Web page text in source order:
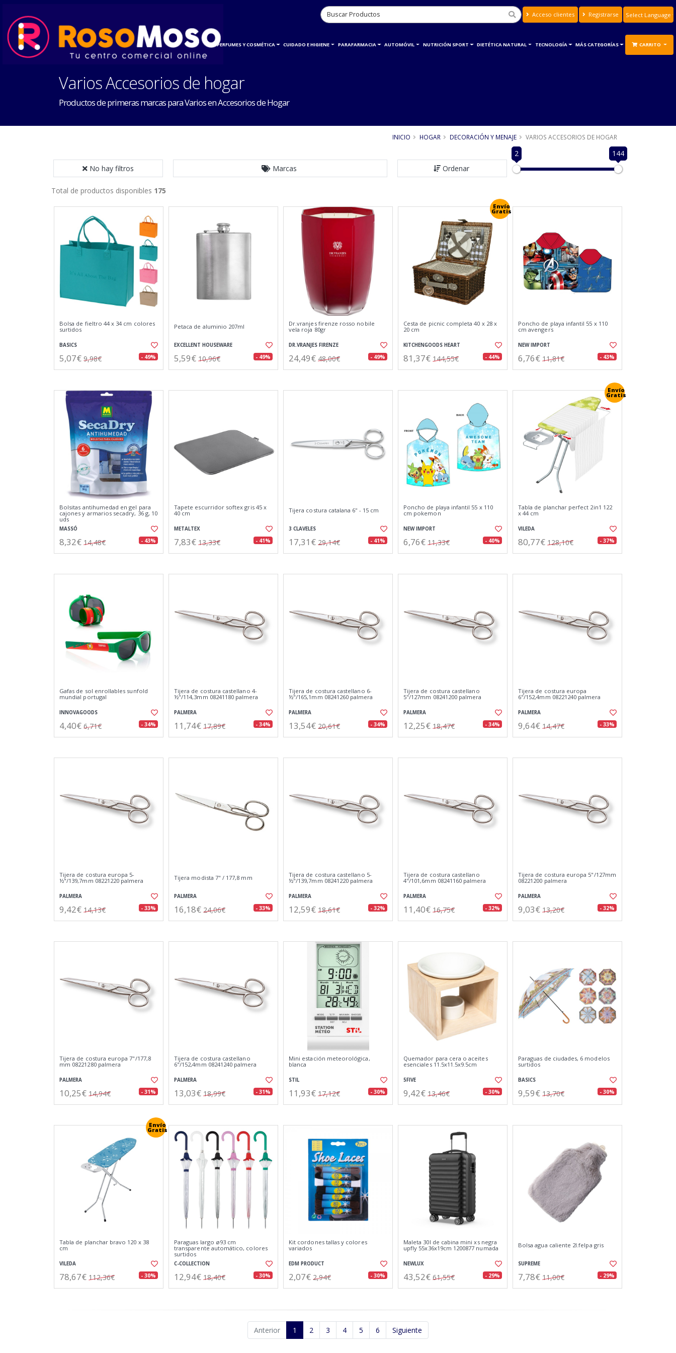
Acceso clientes Registrarse
Translate
INICIO HOGAR PERFUMES Y COSMÉTICA CUIDADO E HIGIENE PARAFARMACIA AUTOMÓVIL NUTRICIÓN SPORT DIETÉTICA NATURAL TECNOLOGÍA MÁS CATEGORÍAS CARRITO
Varios Accesorios de hogar
Productos de primeras marcas para Varios en Accesorios de Hogar
INICIO HOGAR DECORACIÓN Y MENAJE VARIOS ACCESORIOS DE HOGAR
No hay filtros Marcas Ordenar
2 144
Total de productos disponibles 175
Bolsa de fieltro 44 x 34 cm colores
surtidos
BASICS
5,07€ 9,98€ - 49%
Petaca de aluminio 207ml
EXCELLENT HOUSEWARE
5,59€ 10,96€ - 49%
Dr.vranjes firenze rosso nobile
vela roja 80gr
DR.VRANJES FIRENZE
24,49€ 48,00€ - 49%
Envío
Gratis
Cesta de picnic completa 40 x 28 x
20 cm
KITCHENGOODS HEART
81,37€ 144,55€ - 44%
Poncho de playa infantil 55 x 110
cm avengers
NEW IMPORT
6,76€ 11,81€ - 43%
Bolsitas antihumedad en gel para
cajones y armarios secadry, 36 g, 10
uds
MASSÓ
8,32€ 14,48€ - 43%
Tapete escurridor softex gris 45 x
40 cm
METALTEX
7,83€ 13,33€ - 41%
Tijera costura catalana 6'' - 15 cm
3 CLAVELES
17,31€ 29,14€ - 41%
Poncho de playa infantil 55 x 110
cm pokemon
NEW IMPORT
6,76€ 11,33€ - 40%
Envío
Gratis
Tabla de planchar perfect 2in1 122
x 44 cm
VILEDA
80,77€ 128,10€ - 37%
Gafas de sol enrollables sunfold
mundial portugal
INNOVAGOODS
4,40€ 6,71€ - 34%
Tijera de costura castellano 4-
½"/114,3mm 08241180 palmera
PALMERA
11,74€ 17,89€ - 34%
Tijera de costura castellano 6-
½"/165,1mm 08241260 palmera
PALMERA
13,54€ 20,61€ - 34%
Tijera de costura castellano
5"/127mm 08241200 palmera
PALMERA
12,25€ 18,47€ - 34%
Tijera de costura europa
6"/152,4mm 08221240 palmera
PALMERA
9,64€ 14,47€ - 33%
Tijera de costura europa 5-
½"/139,7mm 08221220 palmera
PALMERA
9,42€ 14,13€ - 33%
Tijera modista 7" / 177,8 mm
PALMERA
16,18€ 24,06€ - 33%
Tijera de costura castellano 5-
½"/139,7mm 08241220 palmera
PALMERA
12,59€ 18,61€ - 32%
Tijera de costura castellano
4"/101,6mm 08241160 palmera
PALMERA
11,40€ 16,75€ - 32%
Tijera de costura europa 5"/127mm
08221200 palmera
PALMERA
9,03€ 13,20€ - 32%
Tijera de costura europa 7"/177,8
mm 08221280 palmera
PALMERA
10,25€ 14,94€ - 31%
Tijera de costura castellano
6"/152,4mm 08241240 palmera
PALMERA
13,03€ 18,99€ - 31%
Mini estación meteorológica,
blanca
STIL
11,93€ 17,12€ - 30%
Quemador para cera o aceites
esenciales 11.5x11.5x9.5cm
5FIVE
9,42€ 13,46€ - 30%
Paraguas de ciudades, 6 modelos
surtidos
BASICS
9,59€ 13,70€ - 30%
Envío
Gratis
Tabla de planchar bravo 120 x 38
cm
VILEDA
78,67€ 112,36€ - 30%
Paraguas largo ø93 cm
transparente automático, colores
surtidos
C-COLLECTION
12,94€ 18,40€ - 30%
Kit cordones tallas y colores
variados
EDM PRODUCT
2,07€ 2,94€ - 30%
Maleta 30l de cabina mini xs negra
upfly 55x36x19cm 1200877 numada
NEWLUX
43,52€ 61,55€ - 29%
Bolsa agua caliente 2l.felpa gris
SUPREME
7,78€ 11,00€ - 29%
Anterior 1 2 3 4 5 6 Siguiente